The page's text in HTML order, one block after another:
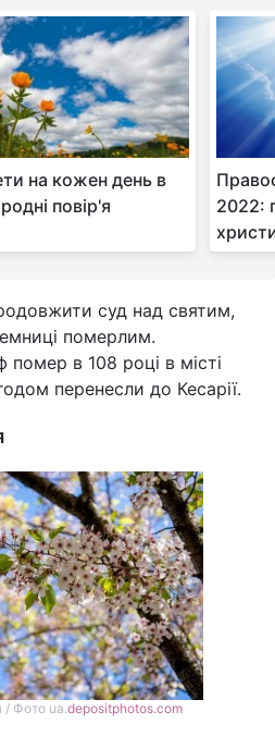
на кожен день в
повір'я
2022:
суд над святим,
померлим.
помер в 108 році в місті
перенесли до Кесарії.
/ Фото ua.depositphotos.com